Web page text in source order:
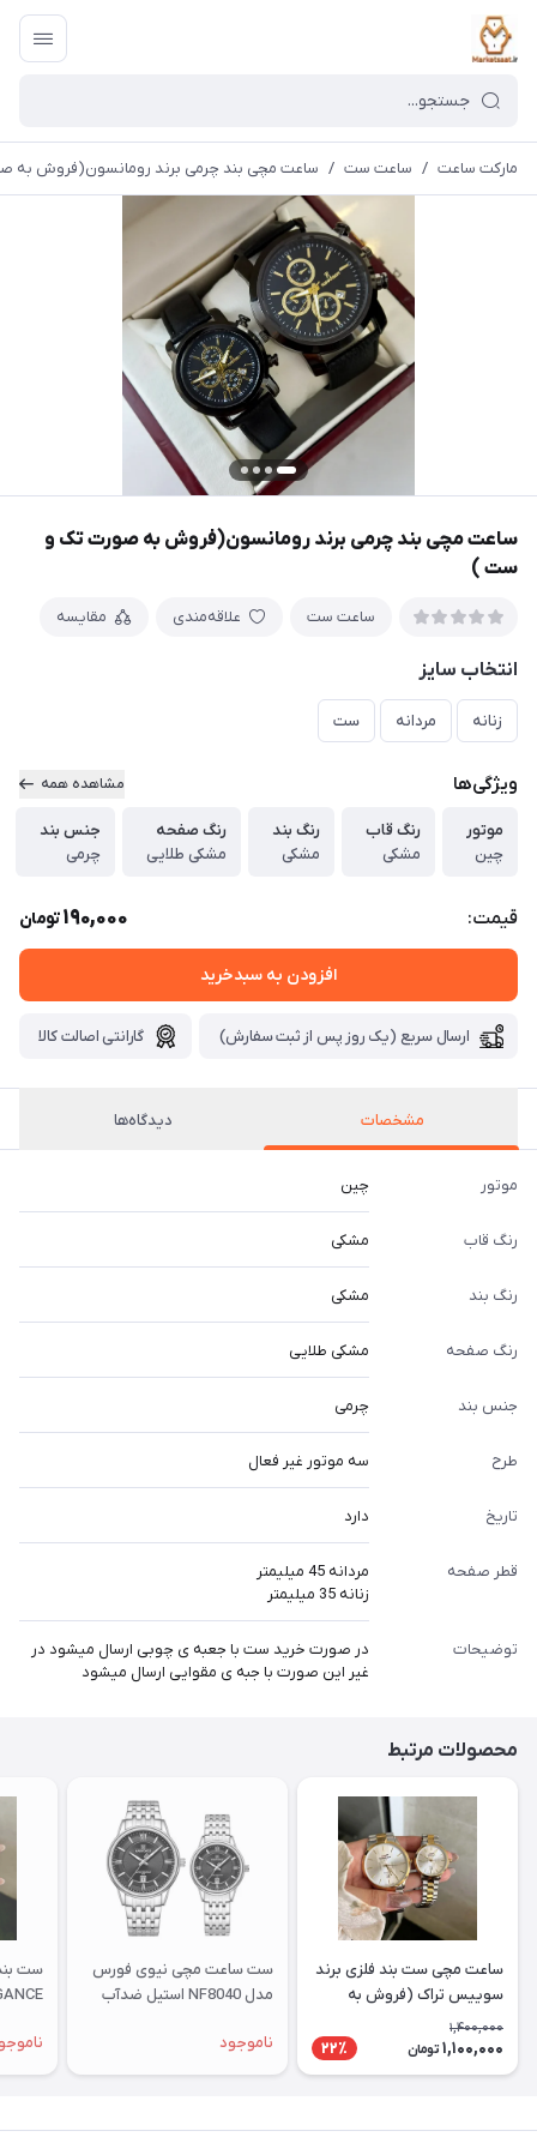
مارکت ساعت / ساعت ست / ساعت مچی بند چرمی برند رومانسون(فروش
ساعت مچی بند چرمی برند رومانسون(فروش به صورت تک و
ست )
ساعت ست علاقه‌مندی مقایسه
انتخاب سایز
زنانه مردانه ست
ویژگی‌ها مشاهده همه
موتور
چین
رنگ قاب
مشکی
رنگ بند
مشکی
رنگ صفحه
مشکی طلایی
جنس بند
چرمی
قیمت: 190,000تومان
افزودن به سبدخرید
ارسال سریع (یک روز پس از ثبت سفارش) گارانتی اصالت کالا
مشخصات دیدگاه‌ها
موتور چین
رنگ قاب مشکی
رنگ بند مشکی
رنگ صفحه مشکی طلایی
جنس بند چرمی
طرح سه موتور غیر فعال
تاریخ دارد
قطر صفحه
مردانه 45 میلیمتر
زنانه 35 میلیمتر
توضیحات
در صورت خرید ست با جعبه ی چوبی ارسال میشود در
غیر این صورت با جبه ی مقوایی ارسال میشود
محصولات مرتبط
ساعت مچی ست بند فلزی برند
سوییس تراک (فروش به
صورت تک وست)
1,400,000
1,100,000 تومان 22٪
ست ساعت مچی نیوی فورس
مدل NF8040 استیل ضدآب
ناموجود
ست